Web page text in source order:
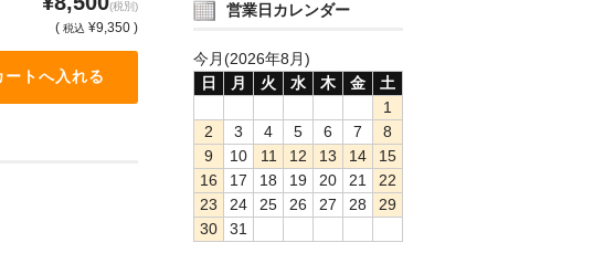
(税別)
( 税込 ¥9,350 )
営業日カレンダー
今月(2026年8月)
日
月 火 水 木 金
土
1
2
3 4 5 6 7
8
9
10 11 12 13 14
15
16
17 18 19 20 21
22
23
24 25 26 27 28
29
30
31